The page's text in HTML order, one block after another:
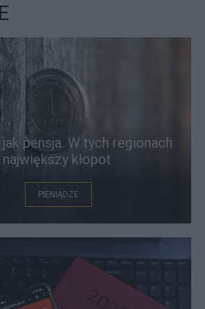
jak pensja. W tych regionach
kłopot
PIENIĄDZE